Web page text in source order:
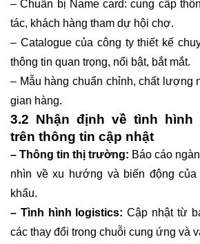
– Chuẩn bị Name card: cung cấp
tác, khách hàng tham dự hội chợ.
– Catalogue của công ty thiết kế
thông tin quan trọng, nổi bật, bắt mắt.
– Mẫu hàng chuẩn chỉnh, chất lượng
gian hàng.
3.2 Nhận định về tình hình
trên thông tin cập nhật
– Thông tin thị trường: Báo cáo
nhìn về xu hướng và biến động
khẩu.
– Tình hình logistics: Cập nhật từ
các thay đổi trong chuỗi cung ứng và